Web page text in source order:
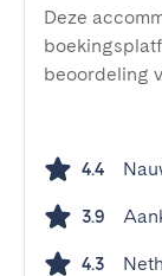
Deze
beoordeling
4.4
3.9
4.3